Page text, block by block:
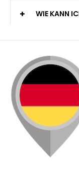
WIE KANN